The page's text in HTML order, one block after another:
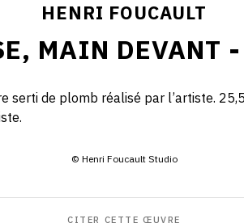
HENRI FOUCAULT
MAIN DEVANT
serti de plomb réalisé par l’artiste.
© Henri Foucault Studio
CITER CETTE ŒUVRE